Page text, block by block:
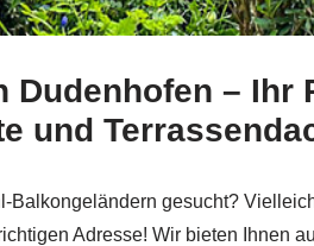
bei Schmid & Jakobs
Dudenhofen –
und
Balkongeländern gesucht?
Adresse! Wir bieten Ihnen